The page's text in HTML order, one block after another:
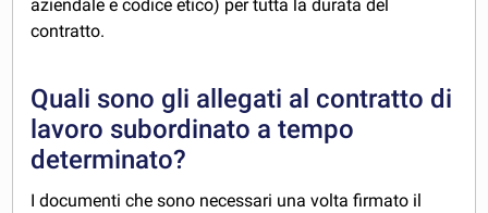
aziendale e codice etico) per tutta la durata del
contratto.
Quali sono gli allegati al contratto di
lavoro subordinato a tempo
determinato?
I documenti che sono necessari una volta firmato il